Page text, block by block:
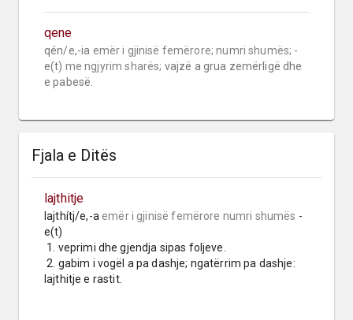
qene
qén/e,-ia emër i gjinisë femërore; numri shumës; -
e(t) me ngjyrim sharës; vajzë a grua zemërligë dhe
e pabesë.
Fjala e Ditës
lajthitje
lajthítj/e,-a emër i gjinisë femërore numri shumës -
e(t)
2. gabim i vogël a pa dashje; ngatërrim pa dashje:
lajthitje e rastit.